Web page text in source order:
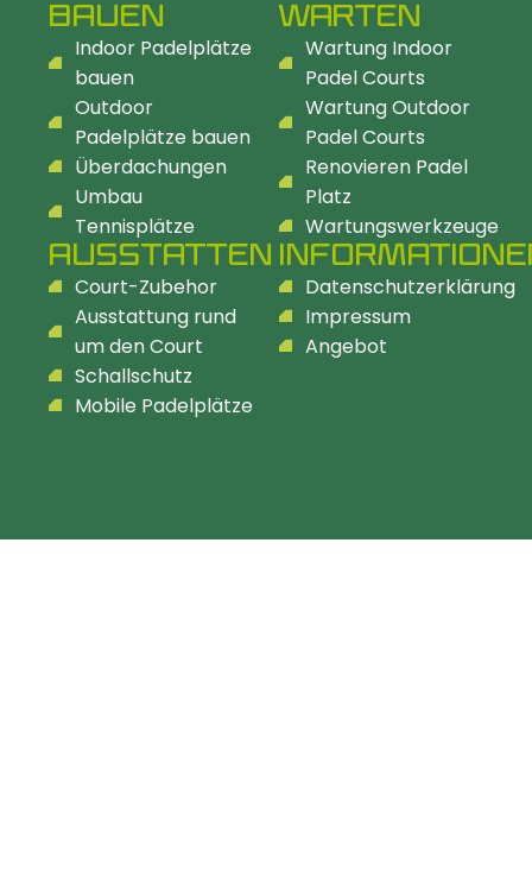
BAUEN
Indoor Padelplätze
bauen
Outdoor
Padelplätze bauen
Überdachungen
Umbau
Tennisplätze
AUSSTATTEN
Court-Zubehor
Ausstattung rund
um den Court
Schallschutz
Mobile Padelplätze
WARTEN
Wartung Indoor
Padel Courts
Wartung Outdoor
Padel Courts
Renovieren Padel
Platz
Wartungswerkzeuge
Datenschutzerklärung
Impressum
Angebot